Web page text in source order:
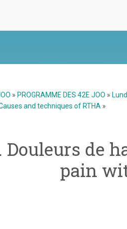
» PROGRAMME DES 42E JOO »
and techniques of RTHA »
Douleurs de
pain